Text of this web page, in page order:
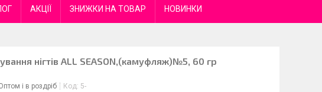
АКЦІЇ ЗНИЖКИ НА ТОВАР НОВИНКИ
нігтів ALL SEASON,(камуфляж)№5, 60 гр
і в роздріб Код: 5-